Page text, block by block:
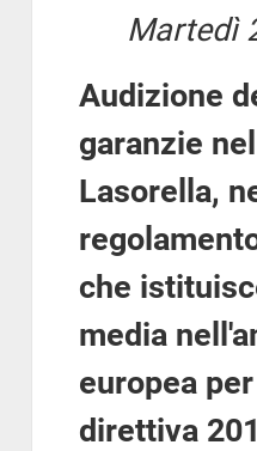
Martedì
Audizione
garanzie
Lasorella,
che
media
europea
direttiva